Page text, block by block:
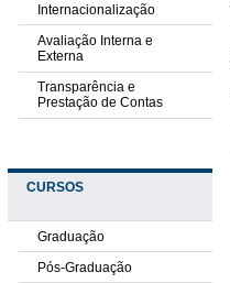
Internacionalização
Avaliação Interna e
Externa
Transparência e
Prestação de Contas
CURSOS
Graduação
Pós-Graduação